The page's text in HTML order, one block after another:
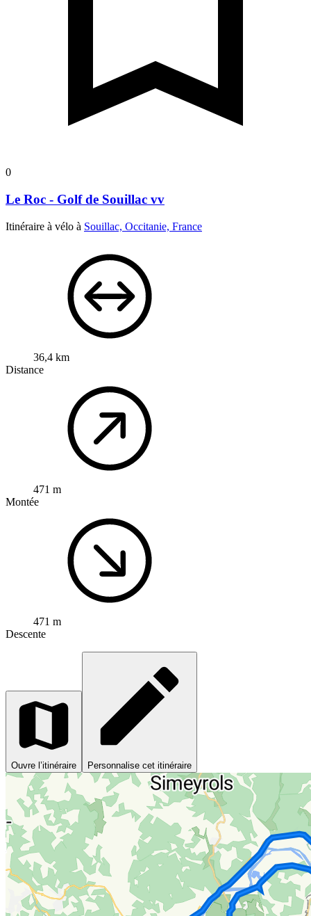
0
Le Roc - Golf de Souillac vv
Itinéraire à vélo à Souillac, Occitanie, France
36,4 km
Distance
471 m
Montée
471 m
Descente
Ouvre l’itinéraire Personnalise cet itinéraire